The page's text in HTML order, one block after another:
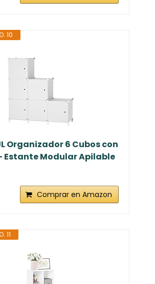
10
Organizador 6 Cubos con
Estante Modular Apilable
Comprar en Amazon
11